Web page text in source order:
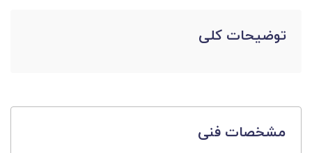
توضیحات کلی
مشخصات فنی